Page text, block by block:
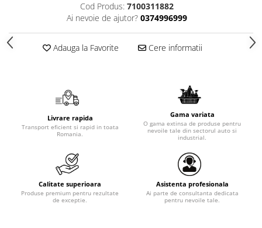
Cod Produs: 7100311882
Ai nevoie de ajutor? 0374996999
Adauga la Favorite Cere informatii
Livrare rapida
Transport eficient si rapid in toata
Romania.
Gama variata
O gama extinsa de produse pentru
nevoile tale din sectorul auto si
industrial.
Calitate superioara
Produse premium pentru rezultate
de exceptie.
Asistenta profesionala
Ai parte de consultanta dedicata
pentru nevoile tale.